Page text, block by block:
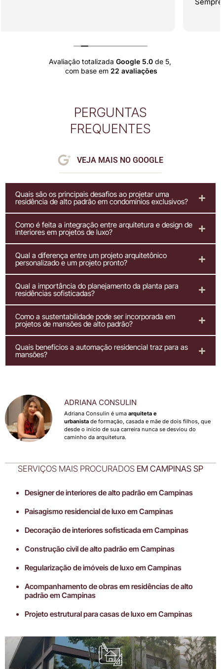
Avaliação totalizada Google 5.0 de 5,
com base em 22 avaliações
PERGUNTAS
FREQUENTES
VEJA MAIS NO GOOGLE
Quais são os principais desafios ao projetar uma
residência de alto padrão em condomínios exclusivos?
Como é feita a integração entre arquitetura e design de
interiores em projetos de luxo?
Qual a diferença entre um projeto arquitetônico
personalizado e um projeto pronto?
Qual a importância do planejamento da planta para
residências sofisticadas?
Como a sustentabilidade pode ser incorporada em
projetos de mansões de alto padrão?
Quais benefícios a automação residencial traz para as
mansões?
ADRIANA CONSULIN
Adriana Consulin é uma arquiteta e
urbanista de formação, casada e mãe de dois filhos, que
desde o início de sua carreira nunca se desviou do
caminho da arquitetura.
SERVIÇOS MAIS PROCURADOS EM CAMPINAS SP
Designer de interiores de alto padrão em Campinas
Paisagismo residencial de luxo em Campinas
Decoração de interiores sofisticada em Campinas
Construção civil de alto padrão em Campinas
Regularização de imóveis de luxo em Campinas
Acompanhamento de obras em residências de alto
padrão em Campinas
Projeto estrutural para casas de luxo em Campinas